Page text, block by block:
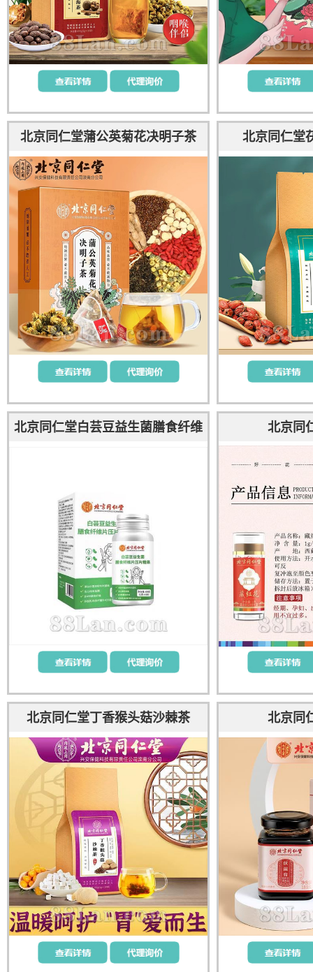
北京同仁堂蒲公英菊花决明子茶 北京同仁堂
北京同仁堂白芸豆益生菌膳食纤维
北京同
北京同仁堂丁香猴头菇沙棘茶 北京同